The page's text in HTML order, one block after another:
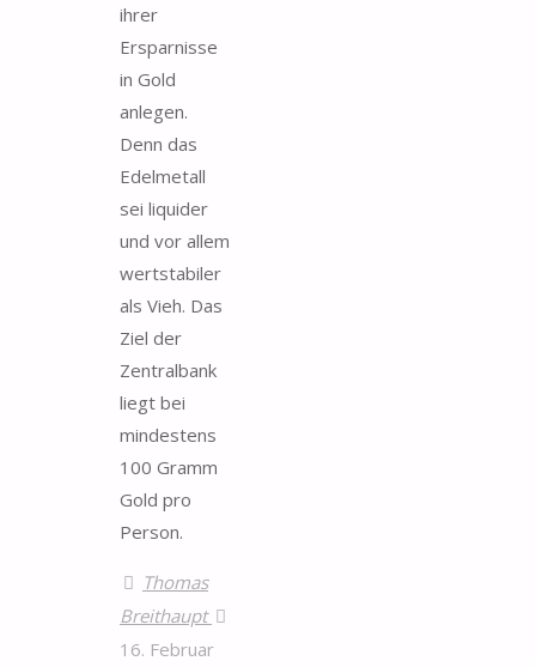
ihrer
Ersparnisse
in Gold
anlegen.
Denn das
Edelmetall
sei liquider
und vor allem
wertstabiler
als Vieh. Das
Ziel der
Zentralbank
liegt bei
mindestens
100 Gramm
Gold pro
Person.
Thomas
Breithaupt
16. Februar